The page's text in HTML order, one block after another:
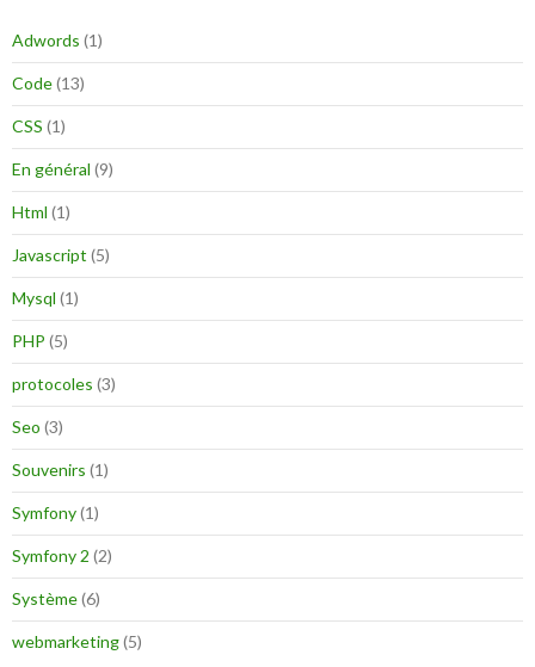
h
e
r
:
Adwords (1)
Code(13)
CSS (1)
En général (9)
Html (1)
Javascript (5)
Mysql (1)
PHP (5)
protocoles (3)
Seo (3)
Souvenirs (1)
Symfony(1)
Symfony 2 (2)
Système(6)
webmarketing(5)